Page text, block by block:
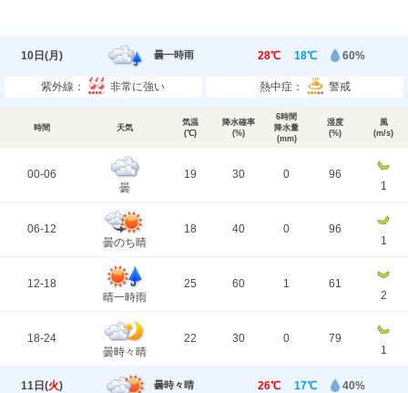
10日(月 ) 曇一時雨 28℃ 18℃ 60%
紫外線： 非常に強い 熱中症： 警戒
時間 天気
気温
(℃)
降水確率
(%)
6時間
降水量
(mm)
湿度
(%)
風
(m/s)
00-06
曇
19 30 0
96
1
06-12
曇のち晴
18 40 0
96
1
12-18
晴一時雨
25 60 1
61
2
18-24
曇時々晴
22 30 0
79
1
11日(火) 曇時々晴 26℃ 17℃ 40%